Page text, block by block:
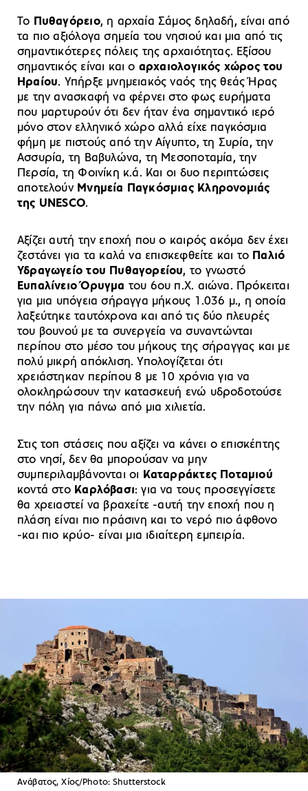
Το Πυθαγόρειο, η αρχαία Σάμος δηλαδή, είναι από
τα πιο αξιόλογα σημεία του νησιού και μια από τις
σημαντικότερες πόλεις της αρχαιότητας. Εξίσου
σημαντικός είναι και ο αρχαιολογικός χώρος του
Ηραίου. Υπήρξε μνημειακός ναός της θεάς Ήρας
με την ανασκαφή να φέρνει στο φως ευρήματα
που μαρτυρούν ότι δεν ήταν ένα σημαντικό ιερό
μόνο στον ελληνικό χώρο αλλά είχε παγκόσμια
φήμη με πιστούς από την Αίγυπτο, τη Συρία, την
Ασσυρία, τη Βαβυλώνα, τη Μεσοποταμία, την
Περσία, τη Φοινίκη κ.ά. Και οι δυο περιπτώσεις
αποτελούν Μνημεία Παγκόσμιας Κληρονομιάς
της UNESCO.
Αξίζει αυτή την εποχή που ο καιρός ακόμα δεν έχει
ζεστάνει για τα καλά να επισκεφθείτε και το Παλιό
Υδραγωγείο του Πυθαγορείου, το γνωστό
Ευπαλίνειο Όρυγμα του 6ου π.Χ. αιώνα. Πρόκειται
για μια υπόγεια σήραγγα μήκους 1.036 μ., η οποία
λαξεύτηκε ταυτόχρονα και από τις δύο πλευρές
του βουνού με τα συνεργεία να συναντώνται
περίπου στο μέσο του μήκους της σήραγγας και με
πολύ μικρή απόκλιση. Υπολογίζεται ότι
χρειάστηκαν περίπου 8 με 10 χρόνια για να
ολοκληρώσουν την κατασκευή ενώ υδροδοτούσε
την πόλη για πάνω από μια χιλιετία.
Στις τοπ στάσεις που αξίζει να κάνει ο επισκέπτης
στο νησί, δεν θα μπορούσαν να μην
συμπεριλαμβάνονται οι Καταρράκτες Ποταμιού
κοντά στο Καρλόβασι: για να τους προσεγγίσετε
θα χρειαστεί να βραχείτε -αυτή την εποχή που η
πλάση είναι πιο πράσινη και το νερό πιο άφθονο
-και πιο κρύο- είναι μια ιδιαίτερη εμπειρία.
Ανάβατος, Χίος/Photo: Shutterstock